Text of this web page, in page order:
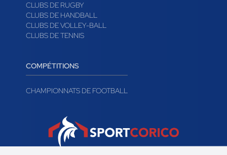
CLUBS DE RUGBY
CLUBS DE HANDBALL
CLUBS DE VOLLEY-BALL
CLUBS DE TENNIS
COMPÉTITIONS
CHAMPIONNATS DE FOOTBALL